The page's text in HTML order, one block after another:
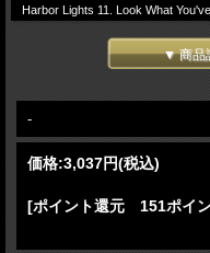
Harbor Lights 11. Look What
01. Radiator 110 02. Somebody
Mike Miller - guitar
Eric Crystal - saxophone,
▼ 商品
-
価格:3,037円(税込)
[ポイント還元 151ポイ